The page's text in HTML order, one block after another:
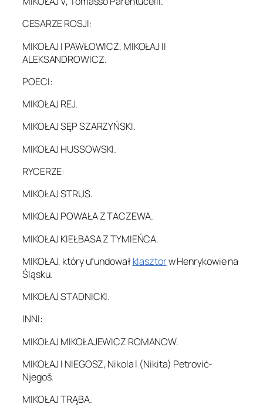
CESARZE ROSJI:
MIKOŁAJ I PAWŁOWICZ, MIKOŁAJ II
ALEKSANDROWICZ.
POECI:
MIKOŁAJ REJ.
MIKOŁAJ SĘP SZARZYŃSKI.
MIKOŁAJ HUSSOWSKI.
RYCERZE:
MIKOŁAJ STRUS.
MIKOŁAJ POWAŁA Z TACZEWA.
MIKOŁAJ KIEŁBASA Z TYMIEŃCA.
MIKOŁAJ, który ufundowałklasztorw Henrykowie na
Śląsku.
MIKOŁAJ STADNICKI.
INNI:
MIKOŁAJ MIKOŁAJEWICZ ROMANOW.
MIKOŁAJ I NIEGOSZ, Nikola I (Nikita) Petrović-
Njegoš.
MIKOŁAJ TRĄBA.